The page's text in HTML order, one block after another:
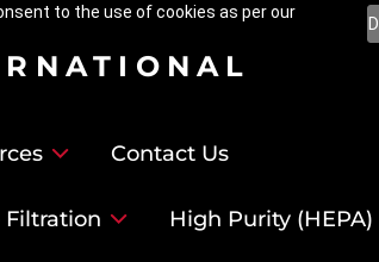
to the use of cookies as per our
Contact Us
Filtration High Purity